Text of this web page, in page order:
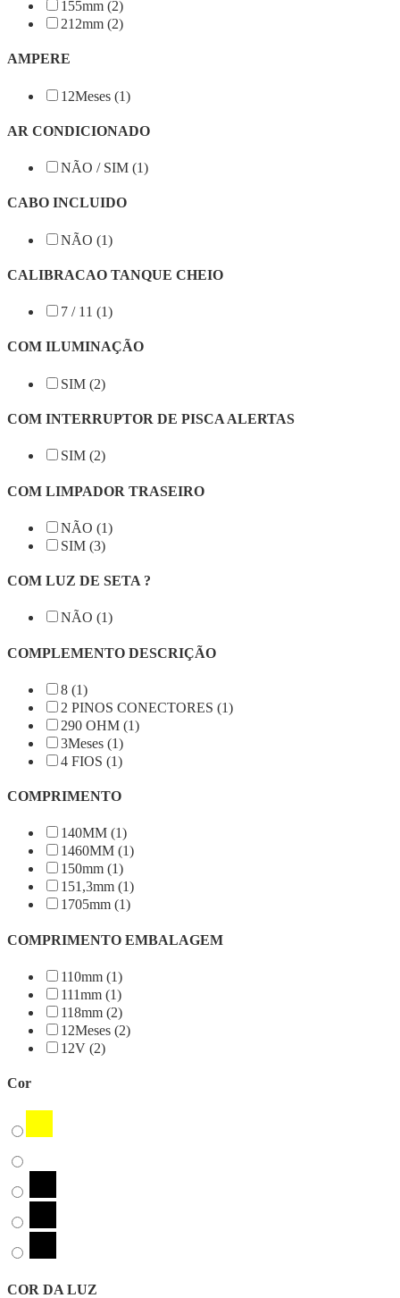
155mm (2)
212mm (2)
AMPERE
12Meses (1)
AR CONDICIONADO
NÃO / SIM (1)
CABO INCLUIDO
NÃO (1)
CALIBRACAO TANQUE CHEIO
7 / 11 (1)
COM ILUMINAÇÃO
SIM (2)
COM INTERRUPTOR DE PISCA ALERTAS
SIM (2)
COM LIMPADOR TRASEIRO
NÃO (1)
SIM (3)
COM LUZ DE SETA ?
NÃO (1)
COMPLEMENTO DESCRIÇÃO
8 (1)
2 PINOS CONECTORES (1)
290 OHM (1)
3Meses (1)
4 FIOS (1)
COMPRIMENTO
140MM (1)
1460MM (1)
150mm (1)
151,3mm (1)
1705mm (1)
COMPRIMENTO EMBALAGEM
110mm (1)
111mm (1)
118mm (2)
12Meses (2)
12V (2)
Cor
COR DA LUZ